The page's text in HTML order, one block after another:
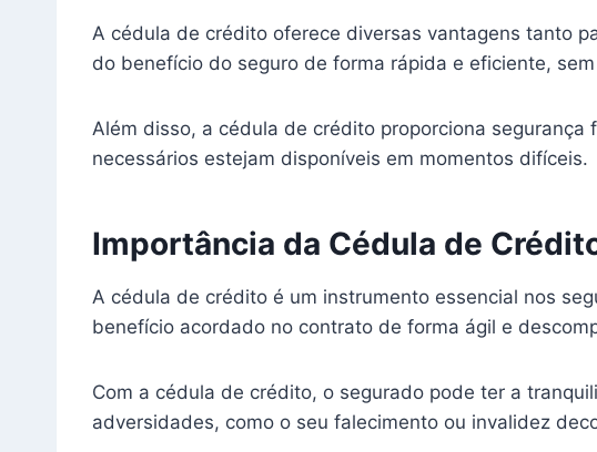
A cédula de crédito oferece diversas vantagens tanto
do benefício do seguro de forma rápida e eficiente,
Além disso, a cédula de crédito proporciona
necessários estejam disponíveis em momentos difíceis.
Importância da Cédula de
A cédula de crédito é um instrumento essencial nos
benefício acordado no contrato de forma ágil e
Com a cédula de crédito, o segurado pode ter a
adversidades, como o seu falecimento ou invalidez